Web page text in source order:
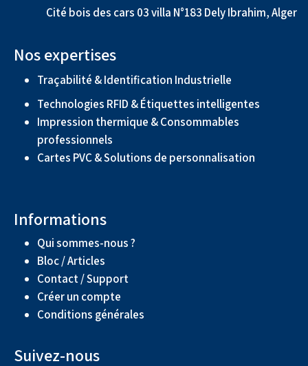
Cité bois des cars 03 villa N°183 Dely Ibrahim, Alger
Nos expertises
Traçabilité & Identification Industrielle
Technologies RFID & Étiquettes intelligentes
Impression thermique & Consommables
professionnels
Cartes PVC & Solutions de personnalisation
Informations
Qui sommes-nous ?
Bloc / Articles
Contact / Support
Créer un compte
Conditions générales
Suivez-nous